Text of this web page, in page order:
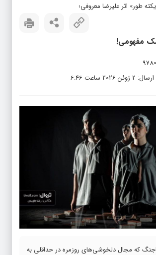
طور» اثر علیرضا معروفی؛
مفهومی!
ساعت 6:46
که مجال دلخوشی‌های روزمره در حداقلی به